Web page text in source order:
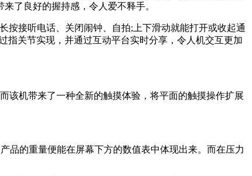
了良好的握持感，令人爱不释手。
按接听电话、关闭闹钟、自拍;上下滑动就能打开或收起通
指关节实现，并通过互动平台实时分享，令人机交互更加
该机带来了一种全新的触摸体验，将平面的触摸操作扩展
品的重量便能在屏幕下方的数值表中体现出来。而在压力